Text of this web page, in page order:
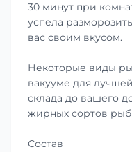
30 минут при
успела
вас своим вкусом.
Некоторые виды
вакууме для
склада до вашего
жирных сортов
Состав